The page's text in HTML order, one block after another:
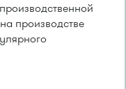
производстве